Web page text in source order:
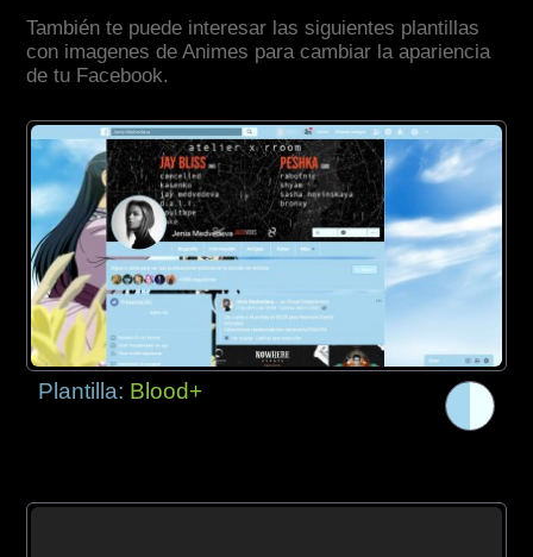
También te puede interesar las siguientes plantillas
con imagenes de Animes para cambiar la apariencia
de tu Facebook.
Plantilla: Blood+